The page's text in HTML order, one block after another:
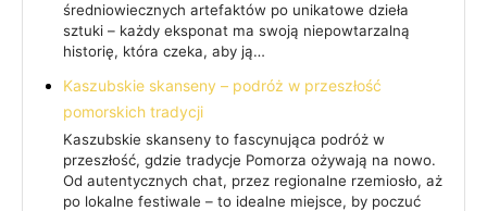
średniowiecznych artefaktów po unikatowe dzieła
sztuki – każdy eksponat ma swoją niepowtarzalną
historię, która czeka, aby ją…
Kaszubskie skanseny – podróż w przeszłość
pomorskich tradycji
Kaszubskie skanseny to fascynująca podróż w
przeszłość, gdzie tradycje Pomorza ożywają na nowo.
Od autentycznych chat, przez regionalne rzemiosło, aż
po lokalne festiwale – to idealne miejsce, by poczuć